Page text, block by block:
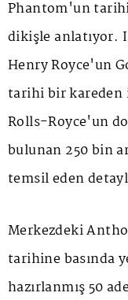
Phantom'un
dikişle anlatıyor.
Henry Royce'un
tarihi bir kareden
Rolls-Royce'un
bulunan 250 bin
temsil eden
Merkezdeki
tarihine basında
hazırlanmış 50